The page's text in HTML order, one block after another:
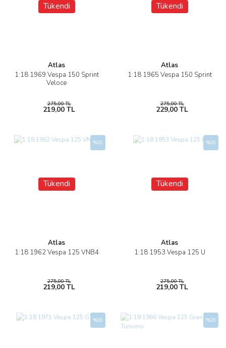
Tükendi
Atlas
1:18 1969 Vespa 150 Sprint
Veloce
275,00 TL
219,00 TL
Tükendi
Atlas
1:18 1965 Vespa 150 Sprint
275,00 TL
229,00 TL
Tükendi
Atlas
1:18 1962 Vespa 125 VNB4
%20
275,00 TL
219,00 TL
Tükendi
Atlas
1:18 1953 Vespa 125 U
%20
275,00 TL
219,00 TL
%20 %20